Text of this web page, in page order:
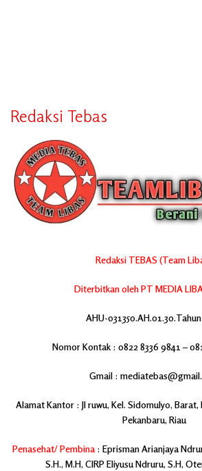
Redaksi Tebas
Redaksi TEBAS (Team
Diterbitkan oleh PT MEDIA
AHU-
Nomor Kontak : 0822 8336 9841 –
Gmail :
Alamat Kantor : Jl ruwu, Kel. Sidomulyo,
Pekanbaru, Riau
Penasehat/ Pembina : Eprisman Arianjaya
S.H., M.H, CIRP Eliyusu Ndruru, S.H,